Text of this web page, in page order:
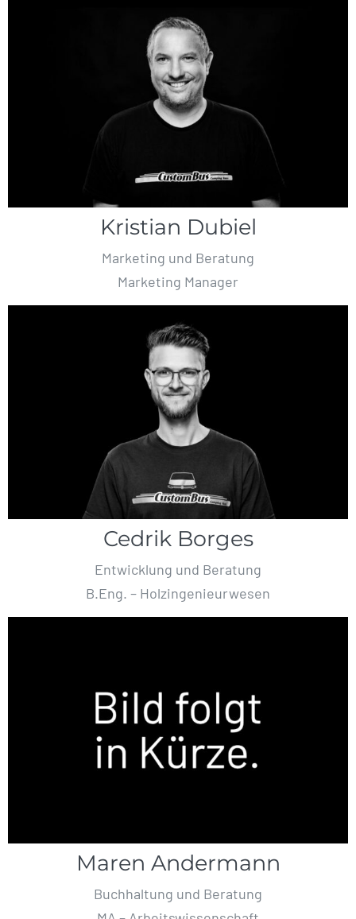
Kristian Dubiel
Marketing und Beratung
Marketing Manager
Cedrik Borges
Entwicklung und Beratung
B.Eng. – Holzingenieurwesen
Maren Andermann
Buchhaltung und Beratung